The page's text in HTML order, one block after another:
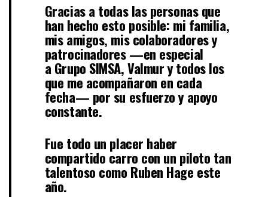
Gracias a todas las personas que
han hecho esto posible: mi familia,
mis amigos, mis colaboradores y
patrocinadores —en especial
a Grupo SIMSA,Valmury todos los
que me acompañaron en cada
fecha— por su esfuerzo y apoyo
constante.
Fue todo un placer haber
compartido carro con un piloto tan
talentoso como Ruben Hage este
año.